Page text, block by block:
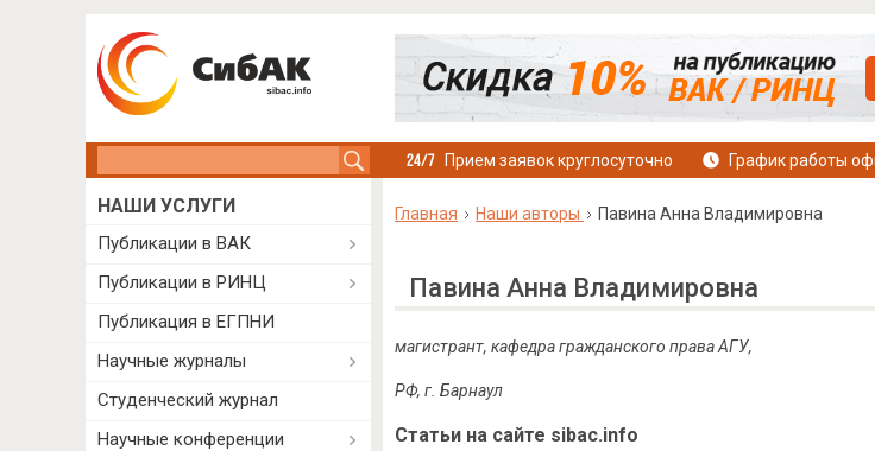
Прием заявок круглосуточно График работы
Главная Наши авторы Павина Анна Владимировна
Павина Анна Владимировна
магистрант, кафедра гражданского права АГУ,
РФ, г. Барнаул
Статьи на сайте sibac.info
НАШИ УСЛУГИ
Публикации в ВАК
Публикации в РИНЦ
Публикация в ЕГПНИ
Научные журналы
Студенческий журнал
Научные конференции